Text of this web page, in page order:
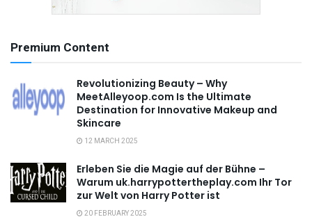
Premium Content
Revolutionizing Beauty – Why
MeetAlleyoop.com Is the Ultimate
Destination for Innovative Makeup and
Skincare
12 MARCH 2025
Erleben Sie die Magie auf der Bühne –
Warum uk.harrypottertheplay.com Ihr Tor
zur Welt von Harry Potter ist
20 FEBRUARY 2025